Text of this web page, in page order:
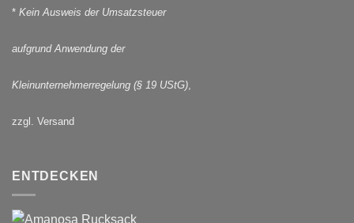
* Kein Ausweis der Umsatzsteuer
aufgrund Anwendung der
Kleinunternehmerregelung (§ 19 UStG),
zzgl. Versand
ENTDECKEN